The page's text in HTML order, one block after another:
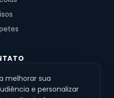
Barros, 491, Sala 4
PR · 80040-060
melhorar sua
e personalizar